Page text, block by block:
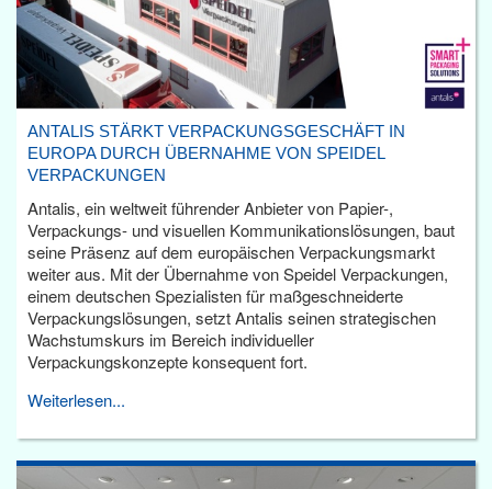
ANTALIS STÄRKT VERPACKUNGSGESCHÄFT IN
EUROPA DURCH ÜBERNAHME VON SPEIDEL
VERPACKUNGEN
Antalis, ein weltweit führender Anbieter von Papier-,
Verpackungs- und visuellen Kommunikationslösungen, baut
seine Präsenz auf dem europäischen Verpackungsmarkt
weiter aus. Mit der Übernahme von Speidel Verpackungen,
einem deutschen Spezialisten für maßgeschneiderte
Verpackungslösungen, setzt Antalis seinen strategischen
Wachstumskurs im Bereich individueller
Verpackungskonzepte konsequent fort.
Weiterlesen...